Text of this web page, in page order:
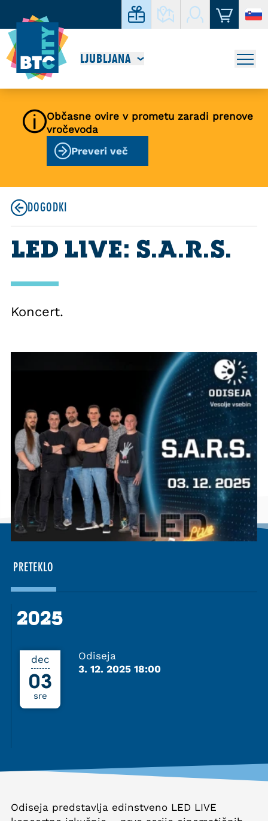
LJUBLJANA
Občasne ovire v prometu zaradi prenove
vročevoda
Preveri več
DOGODKI
LED LIVE: S.A.R.S.
Koncert.
PRETEKLO
2025
2025
dec
03
sre
Odiseja
3. 12. 2025 18:00
Odiseja predstavlja edinstveno LED LIVE